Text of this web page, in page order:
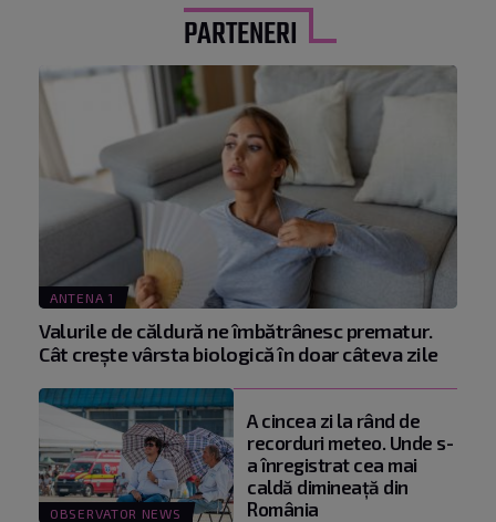
PARTENERI
ANTENA 1
Valurile de căldură ne îmbătrânesc prematur.
Cât crește vârsta biologică în doar câteva zile
OBSERVATOR NEWS
A cincea zi la rând de
recorduri meteo. Unde s-
a înregistrat cea mai
caldă dimineață din
România